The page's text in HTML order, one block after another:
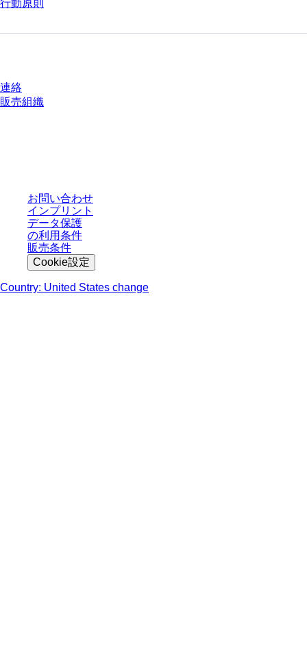
行動原則
連絡
販売組織
お問い合わせ
インプリント
データ保護
の利用条件
販売条件
Cookie設定
Country: United States change